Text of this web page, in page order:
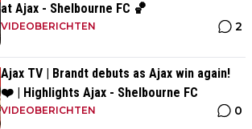
at Ajax - Shelbourne FC 🏀
VIDEOBERICHTEN 2
Ajax TV | Brandt debuts as Ajax win again!
❤️ | Highlights Ajax - Shelbourne FC
VIDEOBERICHTEN 0